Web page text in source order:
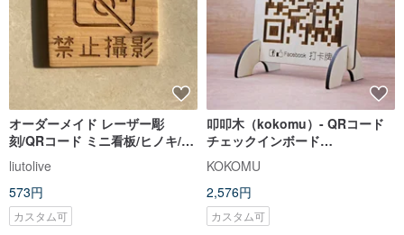
オーダーメイド レーザー彫
刻/QRコード ミニ看板/ヒノキ/表
示プレート/ロゴ/看板/表示板/屋
台
liutolive
573円
カスタム可
叩叩木（kokomu）- QRコード
チェックインボード
（Facebook, LINE, WeChat）
KOKOMU
2,576円
カスタム可